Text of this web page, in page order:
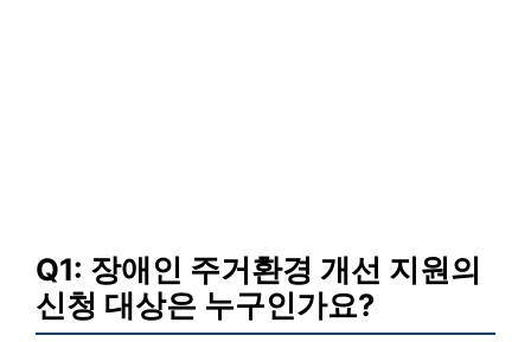
Q1: 장애인 주거환경 개선 지원의
신청 대상은 누구인가요?